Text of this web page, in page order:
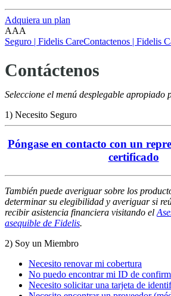
Adquiera un plan
AAA
Seguro | Fidelis CareContactenos | Fidelis
Contáctenos
Seleccione el menú desplegable apropiado
1) Necesito Seguro
Póngase en contacto con un
certificado
También puede averiguar sobre los
determinar su elegibilidad y averiguar si
recibir asistencia financiera visitando el
asequible de Fidelis.
2) Soy un Miembro
Necesito renovar mi cobertura
No puedo encontrar mi ID de
Necesito solicitar una tarjeta de